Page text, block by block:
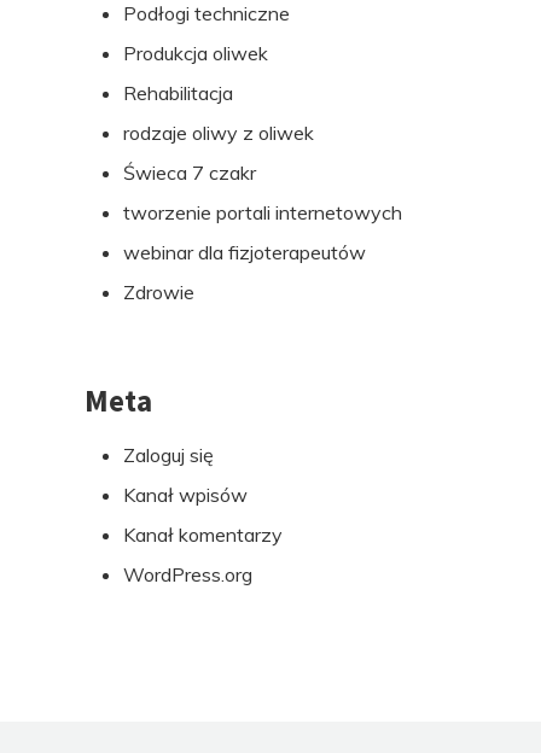
Podłogi techniczne
Produkcja oliwek
Rehabilitacja
rodzaje oliwy z oliwek
Świeca 7 czakr
tworzenie portali internetowych
webinar dla fizjoterapeutów
Zdrowie
Meta
Zaloguj się
Kanał wpisów
Kanał komentarzy
WordPress.org